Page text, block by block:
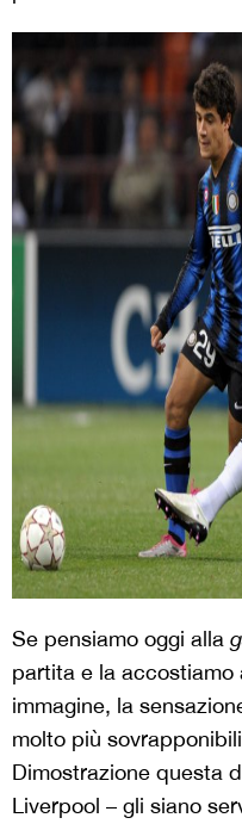
Se pensiamo oggi alla
partita e la accostiamo
immagine, la
molto più
Dimostrazione questa
Liverpool – gli siano